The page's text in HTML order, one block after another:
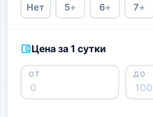
Нет 5+ 6+ 7+
Цена за 1 сутки
ОТ ДО